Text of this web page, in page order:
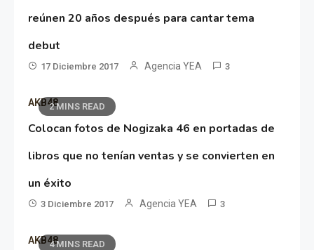
reúnen 20 años después para cantar tema
debut
17 Diciembre 2017 Agencia YEA 3
2 MINS READ
AKB48
Colocan fotos de Nogizaka 46 en portadas de
libros que no tenían ventas y se convierten en
un éxito
3 Diciembre 2017 Agencia YEA 3
4 MINS READ
AKB48